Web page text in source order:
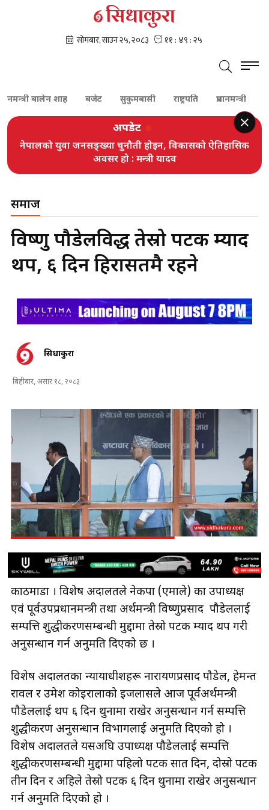
बालेन शाह बजेट सुकुमबासी राष्ट्रपति प्रधानमन्त्री कांग्रेस
अपडेट
नेपालको युवा जनसङ्ख्या चुनौती होइन, विकासको ऐतिहासिक
अवसर हो : मन्त्री यादव
समाज
विष्णु पौडेलविरुद्ध तेस्रो पटक म्याद
थप, ६ दिन हिरासतमै रहने
सिधाकुरा
बिहीबार, असार १८, २०८३
काठमाडौँ । विशेष अदालतले नेकपा (एमाले) का उपाध्यक्ष
एवं पूर्वउपप्रधानमन्त्री तथा अर्थमन्त्री विष्णुप्रसाद पौडेललाई
सम्पत्ति शुुद्धीकरणसम्बन्धी मुद्दामा तेस्रो पटक म्याद थप गरी
अनुसन्धान गर्न अनुमति दिएको छ ।
विशेष अदालतका न्यायाधीशहरू नारायणप्रसाद पौडेल, हेमन्त
रावल र उमेश कोइरालाको इजलासले आज पूर्वअर्थमन्त्री
पौडेललाई थप ६ दिन थुनामा राखेर अनुसन्धान गर्न सम्पत्ति
शुद्धीकरण अनुसन्धान विभागलाई अनुमति दिएको हो ।
विशेष अदालतले यसअघि उपाध्यक्ष पौडेललाई सम्पत्ति
शुद्धीकरणसम्बन्धी मुद्दामा पहिलो पटक सात दिन, दोस्रो पटक
तीन दिन र अहिले तेस्रो पटक ६ दिन थुनामा राखेर अनुसन्धान
गर्न अनुमति दिएको हो ।